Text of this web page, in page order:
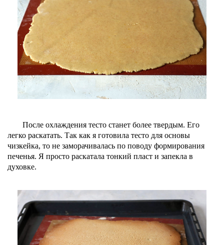
После охлаждения тесто станет более твердым. Его
легко раскатать. Так как я готовила тесто для основы
чизкейка, то не заморачивалась по поводу формирования
печенья. Я просто раскатала тонкий пласт и запекла в
духовке.